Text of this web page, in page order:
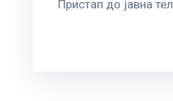
Пристап до јавна